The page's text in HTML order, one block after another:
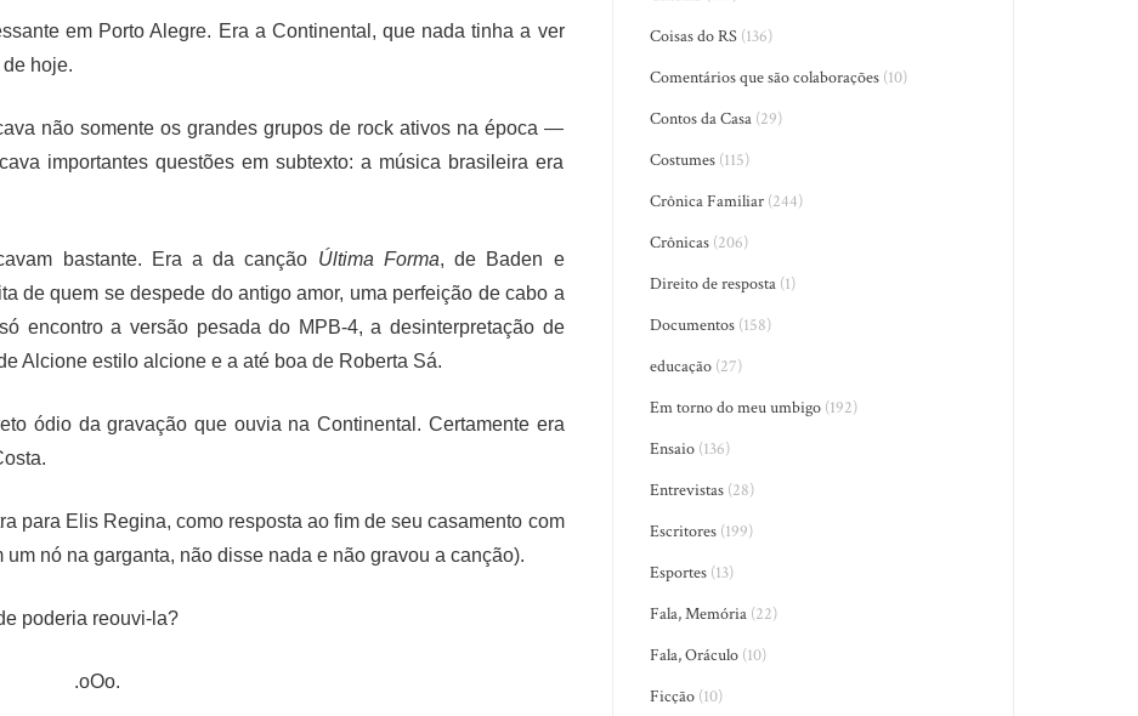
em Porto Alegre. Era a Continental, que nada tinha a ver
hoje.
não somente os grandes grupos de rock ativos na época —
importantes questões em subtexto: a música brasileira era
bastante. Era a da canção Última Forma, de Baden e
de quem se despede do antigo amor, uma perfeição de cabo a
encontro a versão pesada do MPB-4, a desinterpretação de
Alcione estilo alcione e a até boa de Roberta Sá.
ódio da gravação que ouvia na Continental. Certamente era
para Elis Regina, como resposta ao fim de seu casamento com
nó na garganta, não disse nada e não gravou a canção).
poderia reouvi-la?
.oOo.
Coisas do RS (136)
Comentários que são colaborações (10)
Contos da Casa (29)
Costumes (115)
Crônica Familiar (244)
Crônicas (206)
Direito de resposta (1)
Documentos (158)
educação (27)
Em torno do meu umbigo (192)
Ensaio (136)
Entrevistas (28)
Escritores (199)
Esportes (13)
Fala, Memória (22)
Fala, Oráculo (10)
Ficção (10)